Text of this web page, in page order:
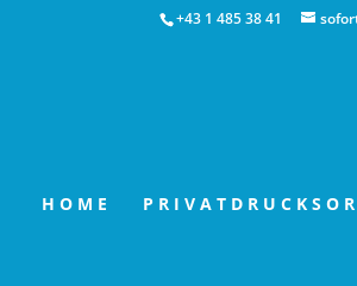
+43 1 485 38 41
HOME